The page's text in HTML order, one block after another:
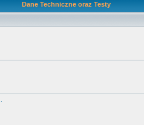
Dane Techniczne oraz Testy